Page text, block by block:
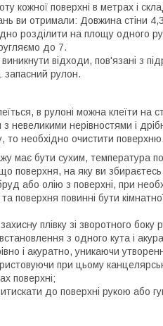
кожної поверхні в метрах і
ви отримали: Довжина стіни
розділити на площу одного
до 7.
відходи, пов'язані з
рулон.
в рулоні можна клеїти на
невеликими нерівностями і
то необхідно очистити поверхню.
має бути сухим, температура
поверхня, на яку ви
або олію з поверхні, при
поверхня повинні бути
плівку зі зворотного
з одного кута і
і акуратно, уникаючи
при цьому
поверхні;
до поверхні рукою